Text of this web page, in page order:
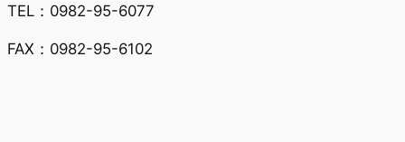
TEL：0982-95-6077
FAX：0982-95-6102